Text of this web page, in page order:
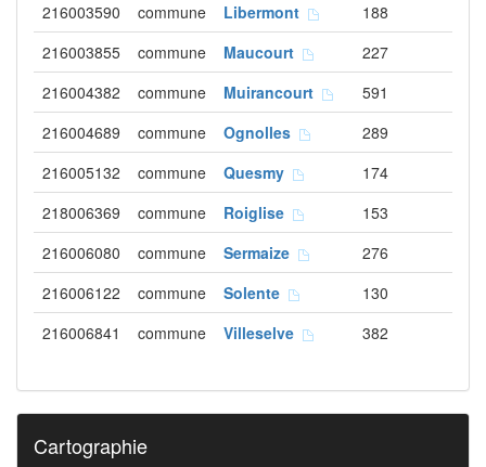
216003590 commune Libermont
188
216003855
commune Maucourt
227
216004382
commune Muirancourt
591
216004689
commune Ognolles
289
216005132
commune Quesmy
174
218006369
commune Roiglise
153
216006080
commune Sermaize
276
216006122
commune Solente
130
216006841
commune Villeselve 382
Cartographie